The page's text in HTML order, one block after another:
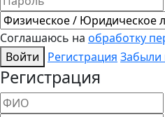
Соглашаюсь на обработку
Войти
Регистрация Забыли
Регистрация